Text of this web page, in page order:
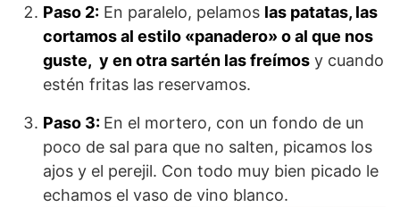
Paso 2: En paralelo, pelamos las patatas, las
cortamos al estilo «panadero» o al que nos
guste, y en otra sartén las freímos y cuando
estén fritas las reservamos.
Paso 3: En el mortero, con un fondo de un
poco de sal para que no salten, picamos los
ajos y el perejil. Con todo muy bien picado le
echamos el vaso de vino blanco.